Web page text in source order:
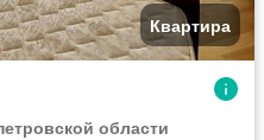
Квартира
области